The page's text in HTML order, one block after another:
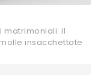
matrimoniali: il
insacchettate